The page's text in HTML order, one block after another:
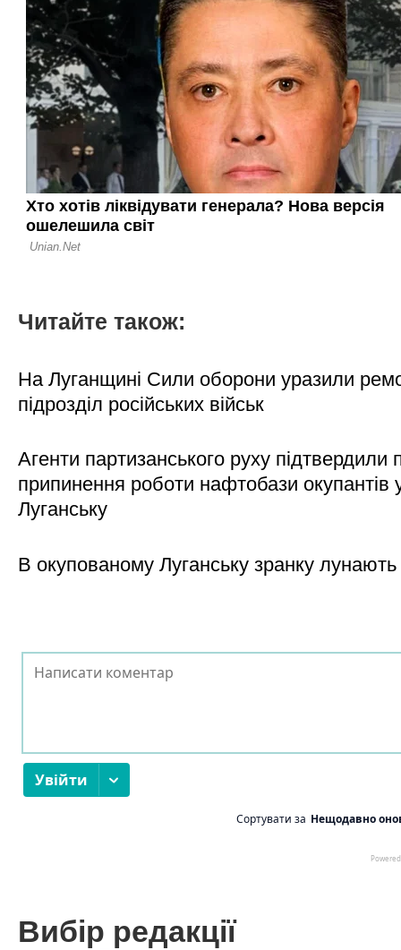
Читайте також:
На Луганщині Сили оборони уразили
підрозділ російських військ
Агенти партизанського руху підтвердили
припинення роботи нафтобази окупантів
Луганську
В окупованому Луганську зранку
Вибір редакції